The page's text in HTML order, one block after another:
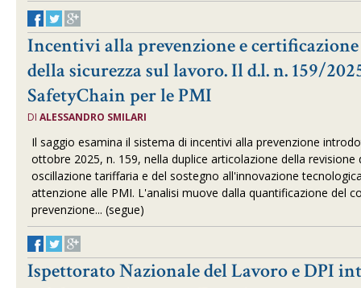
Incentivi alla prevenzione e
della sicurezza sul lavoro. Il d.l. n. 159/
SafetyChain per le PMI
DIALESSANDRO SMILARI
Il saggio esamina il sistema di incentivi alla prevenzione
ottobre 2025, n. 159, nella duplice articolazione della revisione
oscillazione tariffaria e del sostegno all'innovazione
attenzione alle PMI. L'analisi muove dalla quantificazione del
prevenzione... (segue)
Ispettorato Nazionale del Lavoro e DPI